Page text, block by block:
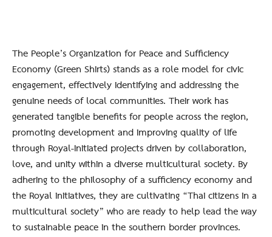
The People’s Organization for Peace and Sufficiency
Economy (Green Shirts) stands as a role model for civic
engagement, effectively identifying and addressing the
genuine needs of local communities. Their work has
generated tangible benefits for people across the region,
promoting development and improving quality of life
through Royal-initiated projects driven by collaboration,
love, and unity within a diverse multicultural society. By
adhering to the philosophy of a sufficiency economy and
the Royal initiatives, they are cultivating “Thai citizens in a
multicultural society” who are ready to help lead the way
to sustainable peace in the southern border provinces.